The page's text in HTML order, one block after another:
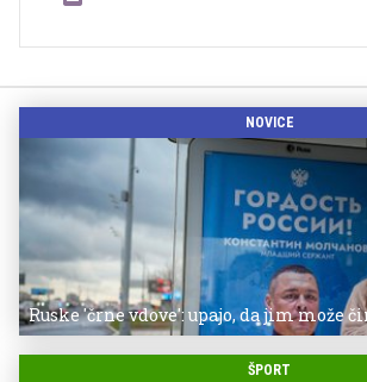
NOVICE
Ruske 'črne vdove': upajo, da jim može
ŠPORT